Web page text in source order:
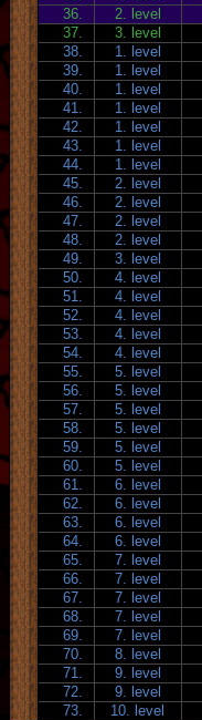
36.
2. level
37.
3. level
38.
1. level
39.
1. level
40.
1. level
41.
1. level
42.
1. level
43.
1. level
44.
1. level
45.
2. level
46.
2. level
47.
2. level
48.
2. level
49.
3. level
50.
4. level
51.
4. level
52.
4. level
53.
4. level
54.
4. level
55.
5. level
56.
5. level
57.
5. level
58.
5. level
59.
5. level
60.
5. level
61.
6. level
62.
6. level
63.
6. level
64.
6. level
65.
7. level
66.
7. level
67.
7. level
68.
7. level
69.
7. level
70.
8. level
71.
9. level
72.
9. level
73.
10. level